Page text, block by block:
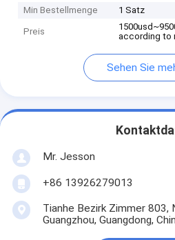
Min Bestellmenge
1 Satz
Preis
according to
Sehen Sie
Mr. Jesson
+86 13926279013
Tianhe Bezirk Zimmer 803,
Guangzhou, Guangdong,